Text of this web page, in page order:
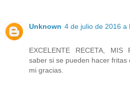
Unknown 4 de julio de 2016 a
EXCELENTE RECETA, MIS
saber si se pueden hacer fritas
mi gracias.